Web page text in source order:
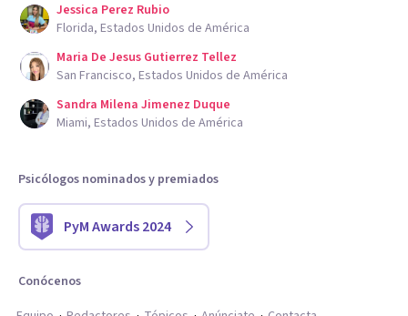
Jessica Perez Rubio
Florida, Estados Unidos de América
Maria De Jesus Gutierrez Tellez
San Francisco, Estados Unidos de América
Sandra Milena Jimenez Duque
Miami, Estados Unidos de América
Psicólogos nominados y premiados
PyM Awards 2024
Conócenos